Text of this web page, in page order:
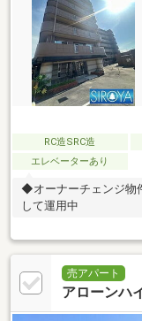
RC造SRC造
エレベーターあり
◆オーナーチェンジ物
して運用中
売アパート
アローンハ